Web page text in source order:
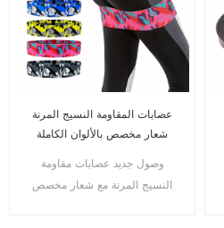
عصابات المقاومة النسيج المرنة
شعار مخصص بالألوان الكاملة
وصول جديد عصابات مقاومة
النسيج المرنة مع شعار مخصص